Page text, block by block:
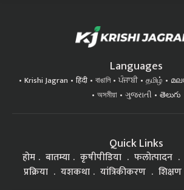
Languages
Krishi Jagran हिंदी বাঙালি ਪੰਜਾਬੀ தமிழ்
অসমীয়া
ગુજરાતી తెలుగు
Quick Links
होम बातम्या कृषीपीडिया फलोत्पादन
प्रक्रिया
यशकथा यांत्रिकीकरण शिक्षण